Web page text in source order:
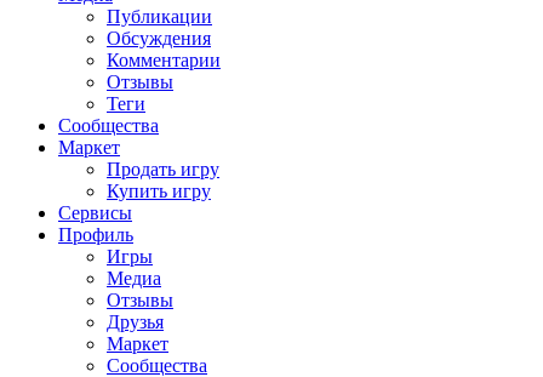
Публикации
Обсуждения
Комментарии
Отзывы
Теги
Сообщества
Маркет
Продать игру
Купить игру
Сервисы
Профиль
Игры
Медиа
Отзывы
Друзья
Маркет
Сообщества